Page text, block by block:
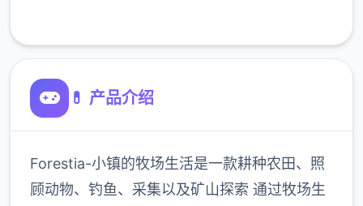
💊 产品介绍
Forestia-小镇的牧场生活是一款耕种农田、照
顾动物、钓鱼、采集以及矿山探索 通过牧场生